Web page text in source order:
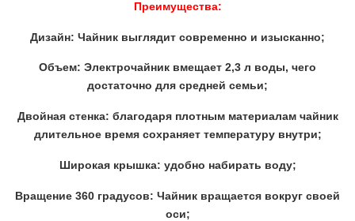
Преимущества:
Дизайн: Чайник выглядит современно и изысканно;
Объем: Электрочайник вмещает 2,3 л воды, чего
достаточно для средней семьи;
Двойная стенка: благодаря плотным материалам чайник
длительное время сохраняет температуру внутри;
Широкая крышка: удобно набирать воду;
Вращение 360 градусов: Чайник вращается вокруг своей
оси;